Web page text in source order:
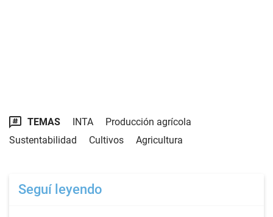
TEMAS INTA
Producción agrícola
Sustentabilidad
Cultivos Agricultura
Seguí leyendo